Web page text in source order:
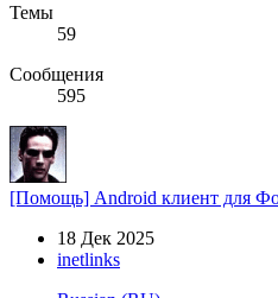
Темы
59
Сообщения
595
[Помощь] Android клиент для
18 Дек 2025
inetlinks